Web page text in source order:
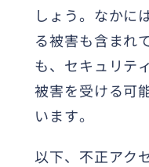
しょう。なかに
る被害も含まれ
も、セキュリテ
被害を受ける可
います。
以下、不正アク